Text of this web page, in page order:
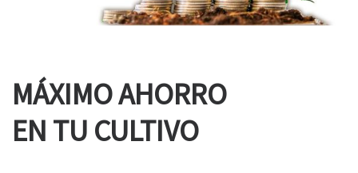
MÁXIMO AHORRO
EN TU CULTIVO